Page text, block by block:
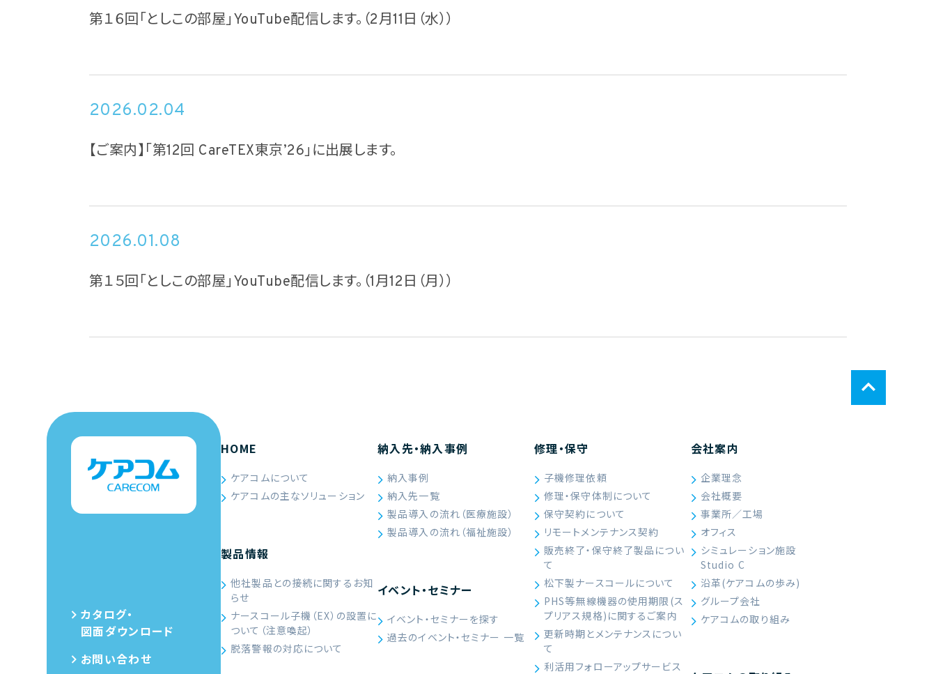
第１６回「としこの部屋」YouTube配信します。（2月11日（水））
2026.02.04
【ご案内】「第12回 CareTEX東京’26」に出展します。
2026.01.08
第１５回「としこの部屋」YouTube配信します。（1月12日（月））
カタログ・
図面ダウンロード
お問い合わせ
HOME
ケアコムについて
ケアコムの主なソリューション
製品情報
他社製品との接続に関するお知
らせ
ナースコール子機（EX）の設置に
ついて（注意喚起）
脱落警報の対応について
納入先・納入事例
納入事例
納入先一覧
製品導入の流れ（医療施設）
製品導入の流れ（福祉施設）
イベント・セミナー
イベント・セミナーを探す
過去のイベント・セミナー 一覧
修理・保守
子機修理依頼
修理・保守体制について
保守契約について
リモートメンテナンス契約
販売終了・保守終了製品につい
て
松下製ナースコールについて
PHS等無線機器の使用期限(ス
プリアス規格)に関するご案内
更新時期とメンテナンスについ
て
利活用フォローアップサービス
会社案内
企業理念
会社概要
事業所／工場
オフィス
シミュレーション施設
Studio C
沿革(ケアコムの歩み)
グループ会社
ケアコムの取り組み